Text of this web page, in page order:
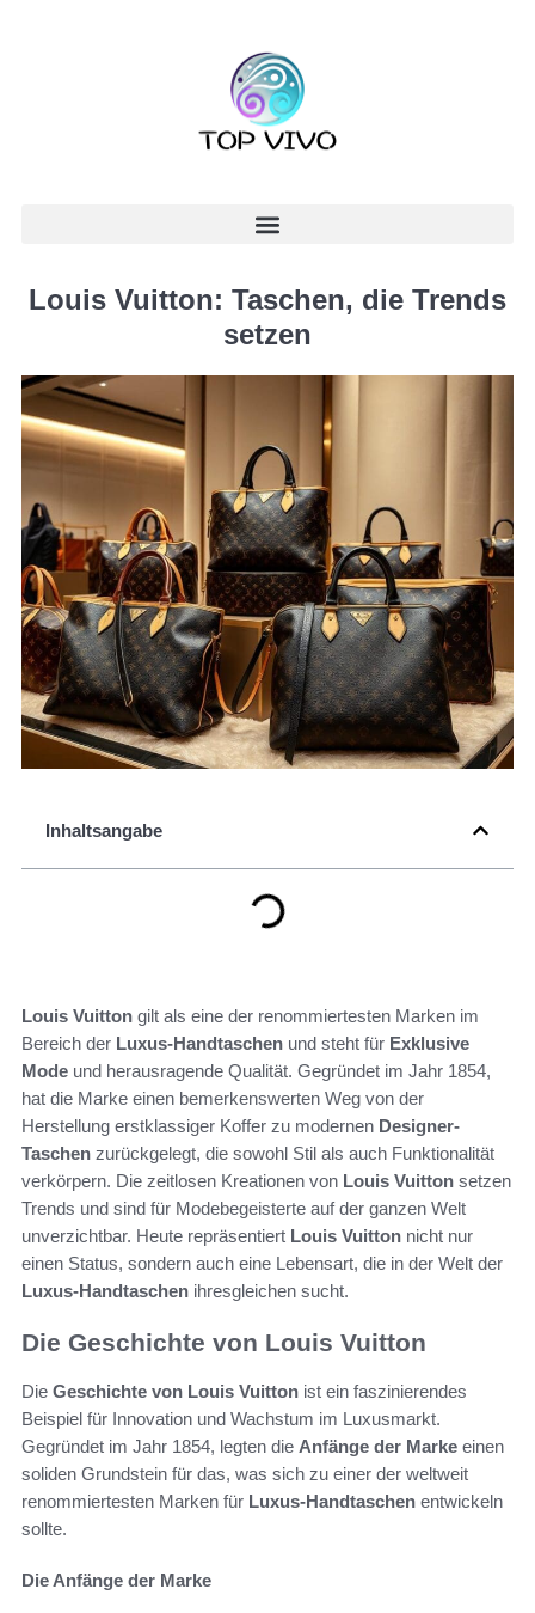
Louis Vuitton: Taschen, die Trends
setzen
Inhaltsangabe
Louis Vuitton gilt als eine der renommiertesten Marken im
Bereich der Luxus-Handtaschen und steht für Exklusive
Mode und herausragende Qualität. Gegründet im Jahr 1854,
hat die Marke einen bemerkenswerten Weg von der
Herstellung erstklassiger Koffer zu modernen Designer-
Taschen zurückgelegt, die sowohl Stil als auch Funktionalität
verkörpern. Die zeitlosen Kreationen von Louis Vuitton setzen
Trends und sind für Modebegeisterte auf der ganzen Welt
unverzichtbar. Heute repräsentiert Louis Vuitton nicht nur
einen Status, sondern auch eine Lebensart, die in der Welt der
Luxus-Handtaschen ihresgleichen sucht.
Die Geschichte von Louis Vuitton
Die Geschichte von Louis Vuitton ist ein faszinierendes
Beispiel für Innovation und Wachstum im Luxusmarkt.
Gegründet im Jahr 1854, legten die Anfänge der Marke einen
soliden Grundstein für das, was sich zu einer der weltweit
renommiertesten Marken für Luxus-Handtaschen entwickeln
sollte.
Die Anfänge der Marke